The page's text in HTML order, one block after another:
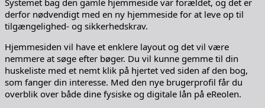
Systemet bag den gamle hjemmeside var forældet, og det er
derfor nødvendigt med en ny hjemmeside for at leve op til
tilgængelighed- og sikkerhedskrav.
Hjemmesiden vil have et enklere layout og det vil være
nemmere at søge efter bøger. Du vil kunne gemme til din
huskeliste med et nemt klik på hjertet ved siden af den bog,
som fanger din interesse. Med den nye brugerprofil får du
overblik over både dine fysiske og digitale lån på eReolen.